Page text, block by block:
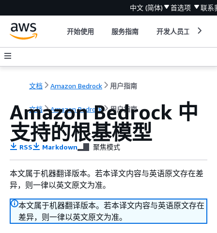
中文 (简体) 首选项 联系
开始使用 服务指南 开发人员工具
文档 Amazon Bedrock 用户指南
文档 Amazon Bedrock 用户指南
Amazon Bedrock 中
支持的根基模型
RSS Markdown 聚焦模式
本文属于机器翻译版本。若本译文内容与英语原文存在差
异，则一律以英文原文为准。
本文属于机器翻译版本。若本译文内容与英语原文存在
差异，则一律以英文原文为准。